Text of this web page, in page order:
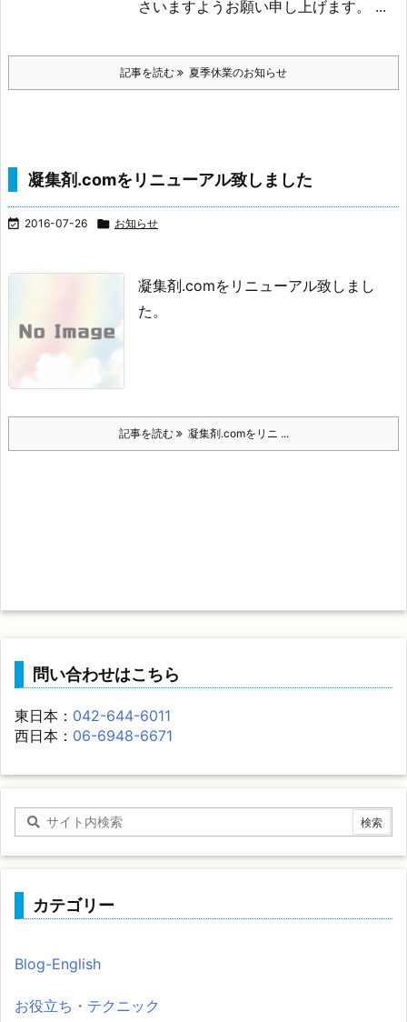
さいますようお願い申し上げます。 ...
記事を読む 夏季休業のお知らせ
凝集剤.comをリニューアル致しました
 2016-07-26  お知らせ
凝集剤.comをリニューアル致しまし
た。
記事を読む 凝集剤.comをリニ ...
問い合わせはこちら
東日本： 042-644-6011
西日本： 06-6948-6671
カテゴリー
Blog-English
お役立ち・テクニック